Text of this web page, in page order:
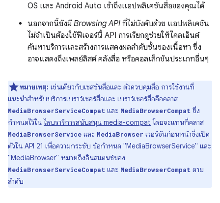
OS และ Android Auto เข้าถึงแอปพลิเคชันสื่อของคุณได้
นอกจากนี้ยังมีBrowsing API ที่ไม่บังคับด้วย แอปพลิเคชัน
ไม่จำเป็นต้องใช้ฟีเจอร์นี้ API การเรียกดูช่วยให้ไคลเอ็นต์
ค้นหาบริการและสร้างการแสดงผลลำดับชั้นของเนื้อหา ซึ่ง
อาจแสดงถึงเพลย์ลิสต์ คลังสื่อ หรือคอลเล็กชันประเภทอื่นๆ
หมายเหตุ: เช่นเดียวกับเซสชันสื่อและ ตัวควบคุมสื่อ การใช้งานที่
แนะนำสำหรับบริการเบราว์เซอร์สื่อและ เบราว์เซอร์สื่อคือคลาส
MediaBrowserServiceCompat และ MediaBrowserCompat ซึ่ง
กำหนดไว้ใน ไลบรารีการสนับสนุน media-compat โดยจะแทนที่คลาส
MediaBrowserService และ MediaBrowser เวอร์ชันก่อนหน้าซึ่งเปิด
ตัวใน API 21 เพื่อความกระชับ ข้อกำหนด "MediaBrowserService" และ
"MediaBrowser" หมายถึงอินสแตนซ์ของ
MediaBrowserServiceCompat และ MediaBrowserCompat ตาม
ลำดับ